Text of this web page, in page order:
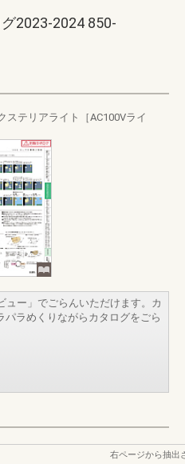
2023-2024 850-
ステリアライト［AC100Vライ
ュー」でごらんいただけます。カ
パラめくりながらカタログをごら
右ページから抽出